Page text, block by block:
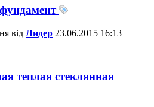
від Лидер 23.06.2015 16:13
теплая стеклянная